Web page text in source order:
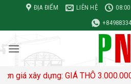
nội
dung
ĐỊA ĐIỂM LIÊN HỆ
THÔ 3.000.000– 3.400.000 Đ/